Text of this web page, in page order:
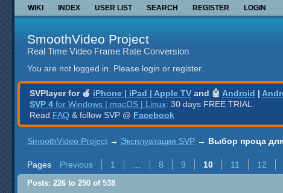
WIKI INDEX USER LIST SEARCH REGISTER LOGIN
SmoothVideo Project
Real Time Video Frame Rate Conversion
You are not logged in. Please login or register.
SVPlayer for 🍎 iPhone | iPad | Apple TV and 🤖 Android |
SVP 4 for Windows | macOS | Linux: 30 days FREE TRIAL.
Read FAQ & follow SVP @ Facebook
SmoothVideo Project → Эксплуатация SVP → Выбор проца
Pages Previous 1 8 9 10 11 12
Posts: 226 to 250 of 538